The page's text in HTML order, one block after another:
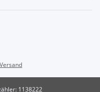
Versand
1138222